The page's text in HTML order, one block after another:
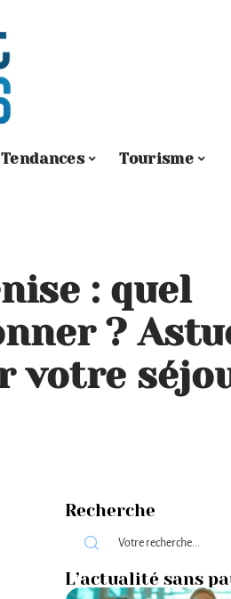
Tendances Tourisme
: quel
?
votre
Recherche
L’actualité sans